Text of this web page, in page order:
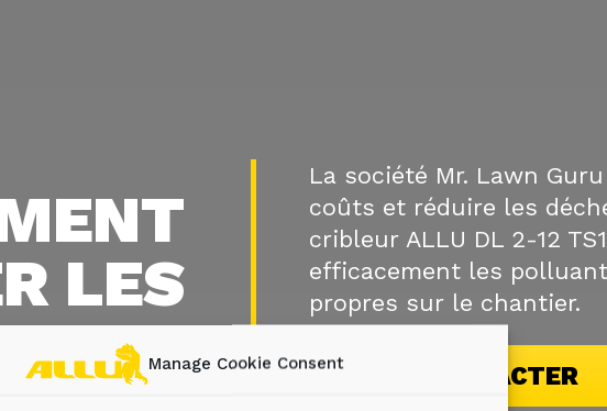
Manage Cookie Consent
LES
La société Mr. Lawn
coûts et réduire les
cribleur ALLU DL 2-12
efficacement les
propres sur le chantier.
NOUS CONTACTER